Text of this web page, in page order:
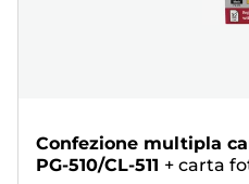
Confezione multipla
PG-510/CL-511 + carta